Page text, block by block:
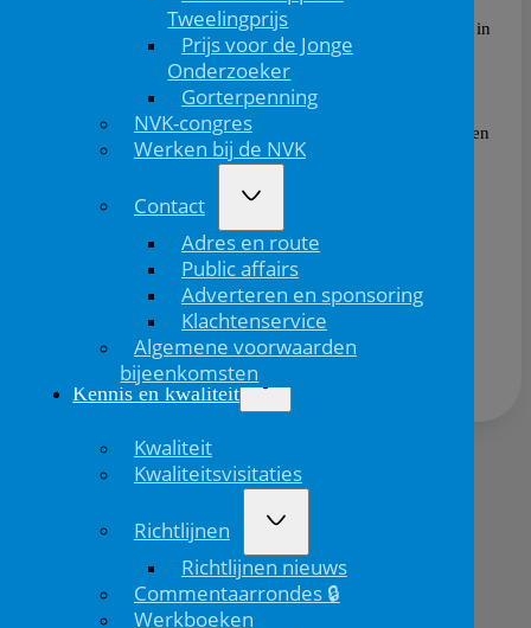
Tweelingprijs
Prijs voor de Jonge
Onderzoeker
Gorterpenning
NVK-congres
Werken bij de NVK
Contact
Adres en route
Public affairs
Adverteren en sponsoring
Klachtenservice
Algemene voorwaarden
bijeenkomsten
Kennis en kwaliteit
Kwaliteit
Kwaliteitsvisitaties
Richtlijnen
Richtlijnen nieuws
Commentaarrondes 🔒
Werkboeken
ouders thuis alvast spelenderwijs een kijkje nemen in
de Star-shl kinderkamer. De ruimte en voorwerpen
zijn afgestemd op de inrichting van de echte
kinderkamers. Zo weten kinderen precies wat ze
kunnen verwachten en gaan ze met meer vertrouwen
naar hun afspraak.
Deel dit bericht via: